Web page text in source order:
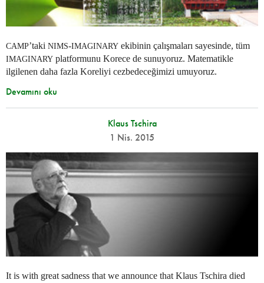
CAMP’taki NIMS-IMAGINARY ekibinin çalışmaları sayesinde, tüm
IMAGINARY platformunu Korece de sunuyoruz. Matematikle
ilgilenen daha fazla Koreliyi cezbedeceğimizi umuyoruz.
Devamını oku
Klaus Tschira
1 Nis. 2015
It is with great sadness that we announce that Klaus Tschira died